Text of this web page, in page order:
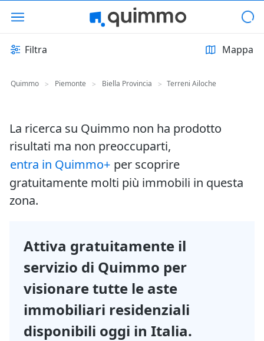
Filtra Mappa
Quimmo > Piemonte > Biella Provincia > Terreni Ailoche
La ricerca su Quimmo non ha prodotto
risultati ma non preoccuparti,
entra in Quimmo+ per scoprire
gratuitamente molti più immobili in questa
zona.
Attiva gratuitamente il
servizio di Quimmo per
visionare tutte le aste
immobiliari residenziali
disponibili oggi in Italia.